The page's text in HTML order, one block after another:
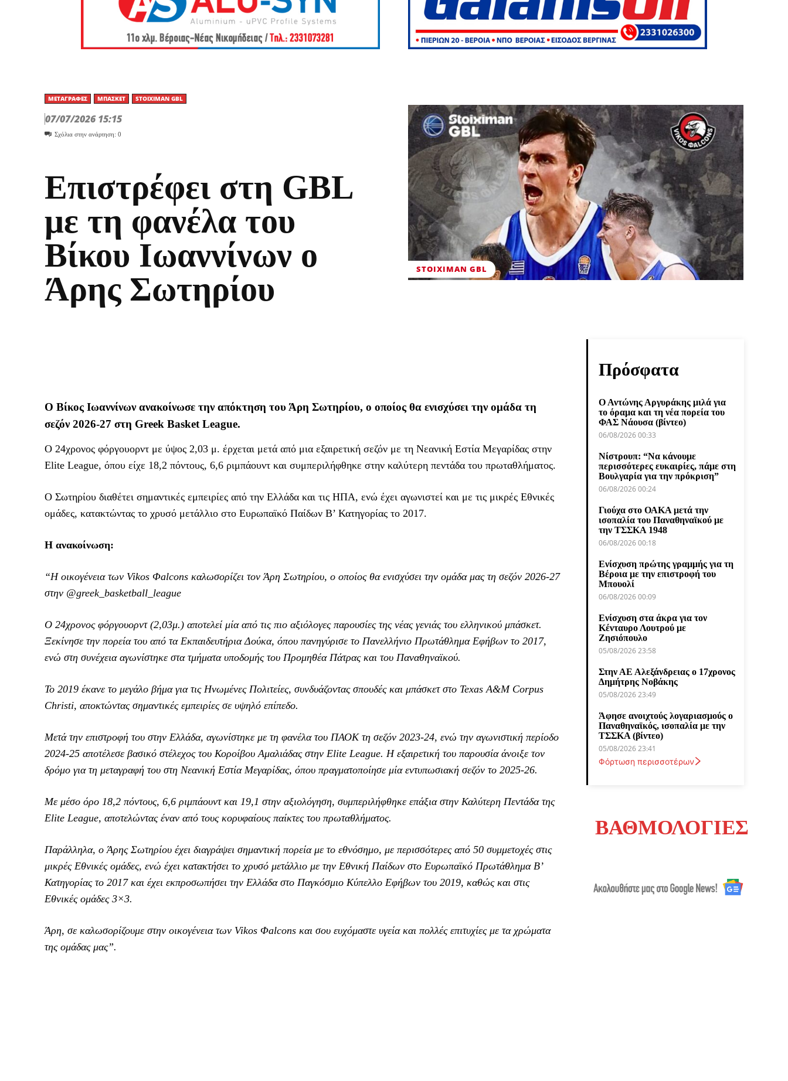
ΜΕΤΑΓΡΑΦΈΣ ΜΠΆΣΚΕΤ STOIXIMAN GBL
07/07/2026 15:15
Σχόλια στην ανάρτηση: 0
Επιστρέφει στη GBL
με τη φανέλα του
Βίκου Ιωαννίνων ο
Άρης Σωτηρίου
STOIXIMAN GBL
Ο Βίκος Ιωαννίνων ανακοίνωσε την απόκτηση του Άρη Σωτηρίου, ο οποίος θα ενισχύσει την ομάδα τη
σεζόν 2026-27 στη Greek Basket League.
Ο 24χρονος φόργουορντ με ύψος 2,03 μ. έρχεται μετά από μια εξαιρετική σεζόν με τη Νεανική Εστία Μεγαρίδας στην
Elite League, όπου είχε 18,2 πόντους, 6,6 ριμπάουντ και συμπεριλήφθηκε στην καλύτερη πεντάδα του πρωταθλήματος.
Ο Σωτηρίου διαθέτει σημαντικές εμπειρίες από την Ελλάδα και τις ΗΠΑ, ενώ έχει αγωνιστεί και με τις μικρές Εθνικές
ομάδες, κατακτώντας το χρυσό μετάλλιο στο Ευρωπαϊκό Παίδων Β’ Κατηγορίας το 2017.
Η ανακοίνωση:
“Η οικογένεια των Vikos Φalcons καλωσορίζει τον Άρη Σωτηρίου, ο οποίος θα ενισχύσει την ομάδα μας τη σεζόν 2026-27
στην @greek_basketball_league
Ο 24χρονος φόργουορντ (2,03μ.) αποτελεί μία από τις πιο αξιόλογες παρουσίες της νέας γενιάς του ελληνικού μπάσκετ.
Ξεκίνησε την πορεία του από τα Εκπαιδευτήρια Δούκα, όπου πανηγύρισε το Πανελλήνιο Πρωτάθλημα Εφήβων το 2017,
ενώ στη συνέχεια αγωνίστηκε στα τμήματα υποδομής του Προμηθέα Πάτρας και του Παναθηναϊκού.
Το 2019 έκανε το μεγάλο βήμα για τις Ηνωμένες Πολιτείες, συνδυάζοντας σπουδές και μπάσκετ στο Texas A&M Corpus
Christi, αποκτώντας σημαντικές εμπειρίες σε υψηλό επίπεδο.
Μετά την επιστροφή του στην Ελλάδα, αγωνίστηκε με τη φανέλα του ΠΑΟΚ τη σεζόν 2023-24, ενώ την αγωνιστική περίοδο
2024-25 αποτέλεσε βασικό στέλεχος του Κοροίβου Αμαλιάδας στην Elite League. Η εξαιρετική του παρουσία άνοιξε τον
δρόμο για τη μεταγραφή του στη Νεανική Εστία Μεγαρίδας, όπου πραγματοποίησε μία εντυπωσιακή σεζόν το 2025-26.
Με μέσο όρο 18,2 πόντους, 6,6 ριμπάουντ και 19,1 στην αξιολόγηση, συμπεριλήφθηκε επάξια στην Καλύτερη Πεντάδα της
Elite League, αποτελώντας έναν από τους κορυφαίους παίκτες του πρωταθλήματος.
Παράλληλα, ο Άρης Σωτηρίου έχει διαγράψει σημαντική πορεία με το εθνόσημο, με περισσότερες από 50 συμμετοχές στις
μικρές Εθνικές ομάδες, ενώ έχει κατακτήσει το χρυσό μετάλλιο με την Εθνική Παίδων στο Ευρωπαϊκό Πρωτάθλημα Β’
Κατηγορίας το 2017 και έχει εκπροσωπήσει την Ελλάδα στο Παγκόσμιο Κύπελλο Εφήβων του 2019, καθώς και στις
Εθνικές ομάδες 3×3.
Άρη, σε καλωσορίζουμε στην οικογένεια των Vikos Φalcons και σου ευχόμαστε υγεία και πολλές επιτυχίες με τα χρώματα
της ομάδας μας”.
Πρόσφατα
Ο Αντώνης Αργυράκης μιλά για
το όραμα και τη νέα πορεία του
ΦΑΣ Νάουσα (βίντεο)
06/08/2026 00:33
Νίστρουπ: “Να κάνουμε
περισσότερες ευκαιρίες, πάμε στη
Βουλγαρία για την πρόκριση”
06/08/2026 00:24
Γιούχα στο ΟΑΚΑ μετά την
ισοπαλία του Παναθηναϊκού με
την ΤΣΣΚΑ 1948
06/08/2026 00:18
Ενίσχυση πρώτης γραμμής για τη
Βέροια με την επιστροφή του
Μπουολί
06/08/2026 00:09
Ενίσχυση στα άκρα για τον
Κένταυρο Λουτρού με
Ζησιόπουλο
05/08/2026 23:58
Στην ΑΕ Αλεξάνδρειας ο 17χρονος
Δημήτρης Νοβάκης
05/08/2026 23:49
Άφησε ανοιχτούς λογαριασμούς ο
Παναθηναϊκός, ισοπαλία με την
ΤΣΣΚΑ (βίντεο)
05/08/2026 23:41
Φόρτωση περισσοτέρων
ΒΑΘΜΟΛΟΓΙΕΣ